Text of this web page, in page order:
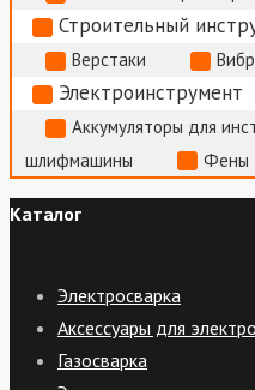
Строительный
Верстаки
Электроинструмент
Аккумуляторы для
шлифмашины
Фены
Каталог
Электросварка
Аксессуары для
Газосварка